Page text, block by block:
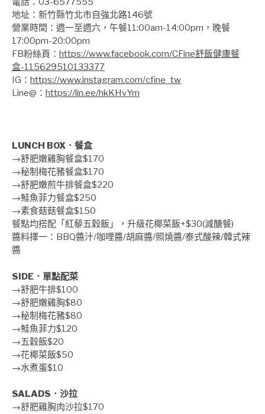
地址：新竹縣竹北市自強北路146號
營業時間：週一至週六，午餐11:00am-14:00pm，晚餐
17:00pm-20:00pm
FB粉絲頁： https://www.facebook.com/CFine舒飯健康餐
盒-115629510133377
IG： https://www.instagram.com/cfine_tw
Line@： https://lin.ee/hkKHvYm
LUNCH BOX．餐盒
→舒肥嫩雞胸餐盒$170
→秘制梅花豬餐盒$170
→舒肥嫩煎牛排餐盒$220
→鮭魚菲力餐盒$250
→素食菇菇餐盒$150
餐點均搭配「紅藜五穀飯」，升級花椰菜飯+$30(減醣餐)
醬料擇一：BBQ醬汁/咖哩醬/胡麻醬/照燒醬/泰式酸辣/韓式辣
醬
SIDE．單點配菜
→舒肥牛排$100
→舒肥嫩雞胸$80
→秘制梅花豬$80
→鮭魚菲力$120
→五穀飯$20
→花椰菜飯$50
→水煮蛋$10
SALADS．沙拉
→舒肥雞胸肉沙拉$170